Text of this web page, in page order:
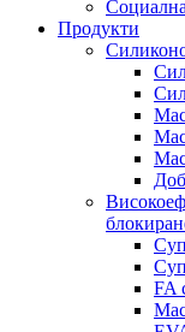
Продукти
FA